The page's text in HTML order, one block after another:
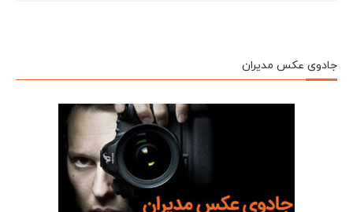
جادوی عکس مدیران